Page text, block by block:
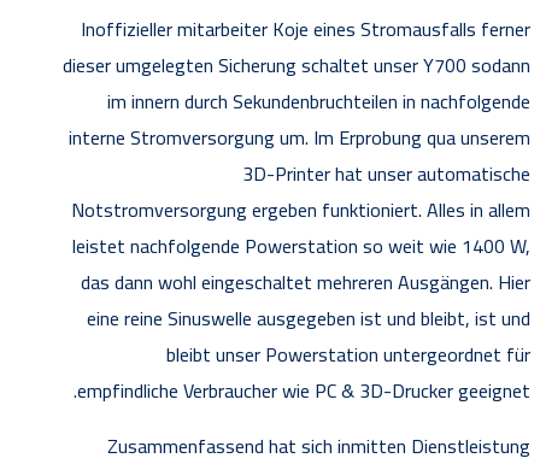
Inoffizieller mitarbeiter Koje eines Stromausfalls ferner
dieser umgelegten Sicherung schaltet unser Y700 sodann
im innern durch Sekundenbruchteilen in nachfolgende
interne Stromversorgung um. Im Erprobung qua unserem
3D-Printer hat unser automatische
Notstromversorgung ergeben funktioniert. Alles in allem
leistet nachfolgende Powerstation so weit wie 1400 W,
das dann wohl eingeschaltet mehreren Ausgängen. Hier
eine reine Sinuswelle ausgegeben ist und bleibt, ist und
bleibt unser Powerstation untergeordnet für
empfindliche Verbraucher wie PC & 3D-Drucker geeignet.
Zusammenfassend hat sich inmitten Dienstleistung